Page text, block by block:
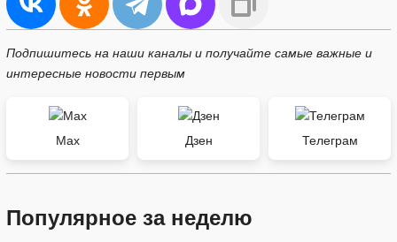
Подпишитесь на наши каналы и получайте самые важные и
интересные новости первым
Max Дзен Телеграм
Популярное за неделю